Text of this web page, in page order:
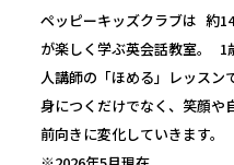
ペッピーキッズクラブは 約
が楽しく学ぶ英会話教室。 1
人講師の「ほめる」レッスン
身につくだけでなく、笑顔や
前向きに変化していきます。